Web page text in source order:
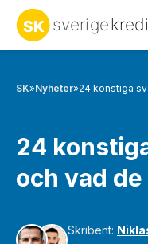
SK»Nyheter»24 konstiga
24
och vad
Skribent: